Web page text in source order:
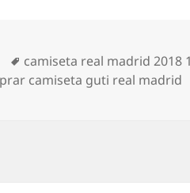
Etiquetas
camiseta real madrid 2018
camiseta guti real madrid